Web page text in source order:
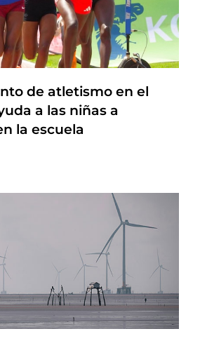
de atletismo en el
a las niñas a
la escuela